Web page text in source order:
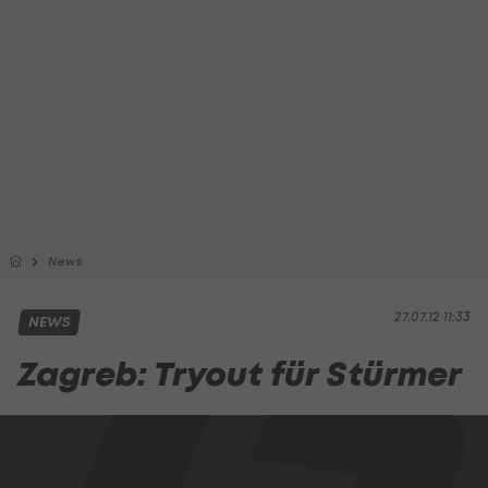
News
27.07.12 11:33
NEWS
Zagreb: Tryout für Stürmer